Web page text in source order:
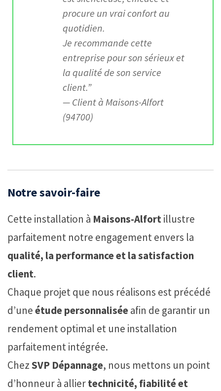
procure un vrai confort au
quotidien.
Je recommande cette
entreprise pour son sérieux et
la qualité de son service
client.”
— Client à Maisons-Alfort
(94700)
Notre savoir-faire
Cette installation à Maisons-Alfortillustre
parfaitement notre engagement envers la
qualité, la performance et la satisfaction
client.
Chaque projet que nous réalisons est précédé
d’uneétude personnaliséeafin de garantir un
rendement optimal et une installation
parfaitement intégrée.
ChezSVP Dépannage, nous mettons un point
d’honneur à alliertechnicité, fiabilité et